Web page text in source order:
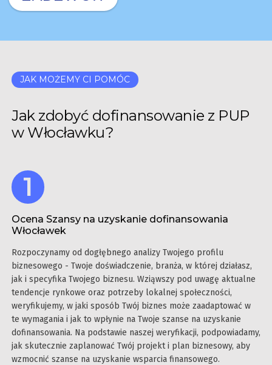
JAK MOŻEMY CI POMÓC
Jak zdobyć dofinansowanie z PUP
w Włocławku?
Ocena Szansy na uzyskanie dofinansowania
Włocławek
Rozpoczynamy od dogłębnego analizy Twojego profilu
biznesowego - Twoje doświadczenie, branża, w której działasz,
jak i specyfika Twojego biznesu. Wziąwszy pod uwagę aktualne
tendencje rynkowe oraz potrzeby lokalnej społeczności,
weryfikujemy, w jaki sposób Twój biznes może zaadaptować w
te wymagania i jak to wpłynie na Twoje szanse na uzyskanie
dofinansowania. Na podstawie naszej weryfikacji, podpowiadamy,
jak skutecznie zaplanować Twój projekt i plan biznesowy, aby
wzmocnić szanse na uzyskanie wsparcia finansowego.